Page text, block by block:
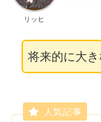
リッヒ
将来的に大